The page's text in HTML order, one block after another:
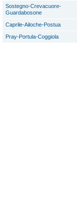
Sostegno-Crevacuore-
Guardabosone
Caprile-Ailoche-Postua
Pray-Portula-Coggiola